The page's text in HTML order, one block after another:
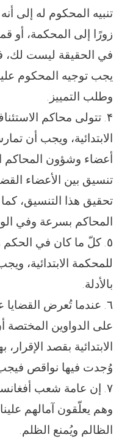
تنبيه المحكوم له إلى
زورًا إلى المحكمة، أو
في الحقيقة ليست لك،
يجب توجيه المحكوم
وطلب التمييز.
۴. تتولى محاكم
الابتدائية، ويجب أن
أعضاء وشؤون المحاكم
تنسيق بين الأعضاء
تحقيق هذا التنسيق،
المحاكم بسرعة وفي
٥. كلّ ما كان في
للمحكمة الابتدائية،
بالأدلة.
٦. عندما تُعرض
على الدواوين المختصة
الابتدائية بقصد
وُجدت فيها نواقص فيجب
٧. إن عامة شعب
وهم يعلّقون آمالهم
الظالم ويُمنع الظلم.